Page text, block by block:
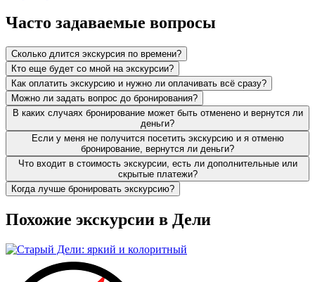
Часто задаваемые вопросы
Сколько длится экскурсия по времени?
Кто еще будет со мной на экскурсии?
Как оплатить экскурсию и нужно ли оплачивать всё сразу?
Можно ли задать вопрос до бронирования?
В каких случаях бронирование может быть отменено и вернутся ли
деньги?
Если у меня не получится посетить экскурсию и я отменю
бронирование, вернутся ли деньги?
Что входит в стоимость экскурсии, есть ли дополнительные или
скрытые платежи?
Когда лучше бронировать экскурсию?
Похожие экскурсии в Дели